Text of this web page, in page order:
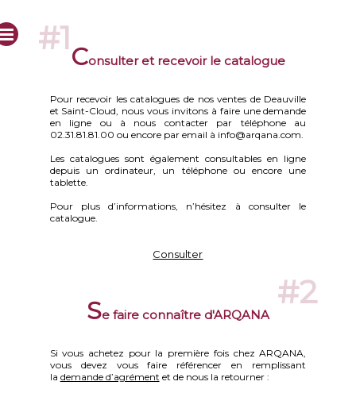
#1Consulter et recevoir le catalogue
Pour recevoir les catalogues de nos ventes de Deauville
et Saint-Cloud, nous vous invitons à faire une demande
en ligne ou à nous contacter par téléphone au
02.31.81.81.00 ou encore par email à info@arqana.com.
Les catalogues sont également consultables en ligne
depuis un ordinateur, un téléphone ou encore une
tablette.
Pour plus d’informations, n’hésitez à consulter le
catalogue.
Consulter
#2
Se faire connaître d'ARQANA
Si vous achetez pour la première fois chez ARQANA,
vous devez vous faire référencer en remplissant
la demande d’agrément et de nous la retourner :